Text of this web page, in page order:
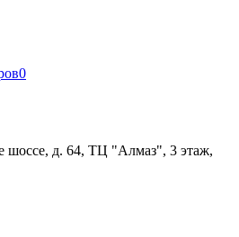
0
шоссе, д. 64, ТЦ "Алмаз", 3 этаж,